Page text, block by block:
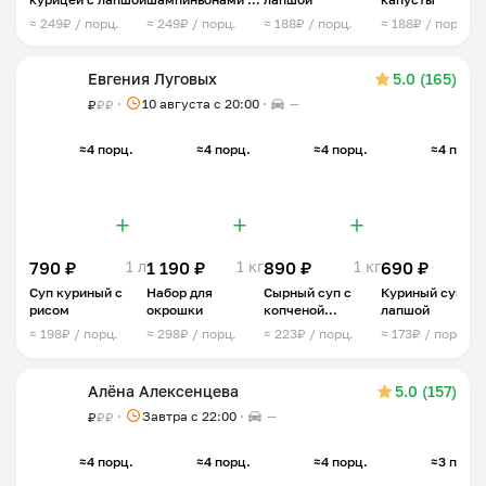
≈ 249₽ / порц.
куриным филе
≈ 249₽ / порц.
≈ 188₽ / порц.
≈ 188₽ / порц.
Евгения Луговых 5.0 (165)
₽₽₽ 10 августа с 20:00 —
≈4 порц.
790 ₽ 1 л
Суп куриный с
рисом
≈ 198₽ / порц.
≈4 порц.
1 190 ₽ 1 кг
Набор для
окрошки
≈ 298₽ / порц.
≈4 порц.
890 ₽ 1 кг
Сырный суп с
копченой
курицей
≈ 223₽ / порц.
≈4 порц.
690 ₽
Куриный суп с
лапшой
≈ 173₽ / порц.
Алёна Алексенцева 5.0 (157)
₽₽₽ Завтра c 22:00 —
≈4 порц. ≈4 порц. ≈4 порц. ≈3 порц.